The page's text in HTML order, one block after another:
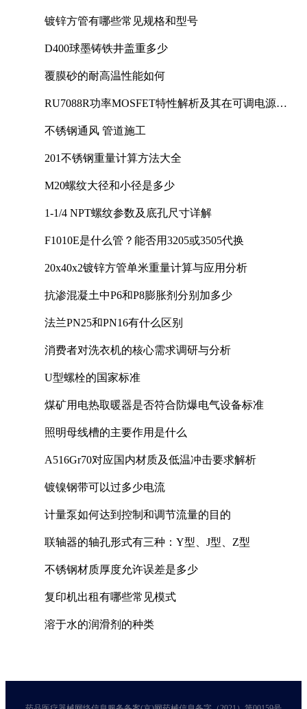
镀锌方管有哪些常见规格和型号
D400球墨铸铁井盖重多少
覆膜砂的耐高温性能如何
RU7088R功率MOSFET特性解析及其在可调电源设
不锈钢通风 管道施工
201不锈钢重量计算方法大全
M20螺纹大径和小径是多少
1-1/4 NPT螺纹参数及底孔尺寸详解
F1010E是什么管？能否用3205或3505代换
20x40x2镀锌方管单米重量计算与应用分析
抗渗混凝土中P6和P8膨胀剂分别加多少
法兰PN25和PN16有什么区别
消费者对洗衣机的核心需求调研与分析
U型螺栓的国家标准
煤矿用电热取暖器是否符合防爆电气设备标准
照明母线槽的主要作用是什么
A516Gr70对应国内材质及低温冲击要求解析
镀镍钢带可以过多少电流
计量泵如何达到控制和调节流量的目的
联轴器的轴孔形式有三种：Y型、J型、Z型
不锈钢材质厚度允许误差是多少
复印机出租有哪些常见模式
溶于水的润滑剂的种类